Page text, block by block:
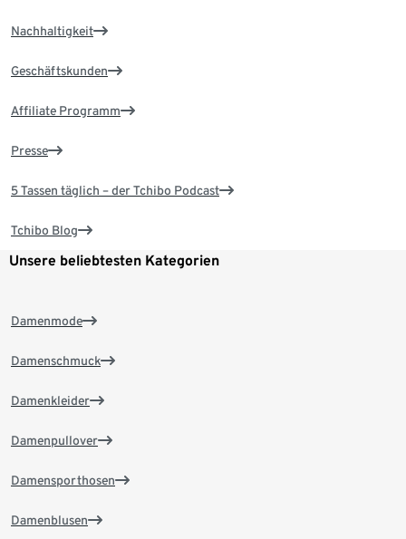
Nachhaltigkeit
Geschäftskunden
Affiliate Programm
Presse
5 Tassen täglich – der Tchibo Podcast
Tchibo Blog
Unsere beliebtesten Kategorien
Damenmode
Damenschmuck
Damenkleider
Damenpullover
Damensporthosen
Damenblusen